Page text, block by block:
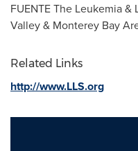
FUENTE The Leukemia &
Valley & Monterey Bay
Related Links
http://www.LLS.org